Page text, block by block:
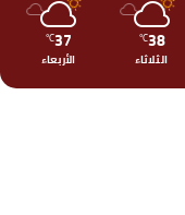
38
℃
الثلاثاء
37
℃
الأربعاء